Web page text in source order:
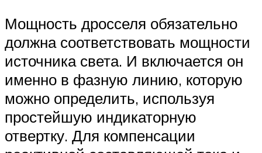
Мощность дросселя обязательно
должна соответствовать мощности
источника света. И включается он
именно в фазную линию, которую
можно определить, используя
простейшую индикаторную
отвертку. Для компенсации